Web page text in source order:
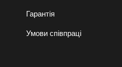
Гарантія
Умови співпраці